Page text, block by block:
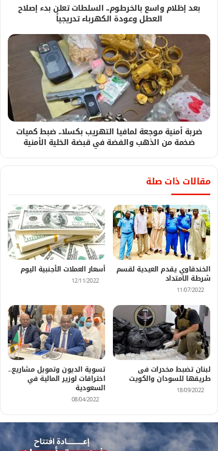
بعد إظلام واسع بالخرطوم.. السلطات تعلن بدء إصلاح
العطل وعودة الكهرباء تدريجياً
ضربة أمنية موجعة لمافيا التهريب بكسلا.. ضبط كميات
ضخمة من الذهب والفضة في قبضة الخلية الأمنية
مقالات ذات صلة
الخندقاوي يقدم العيدية لقسم
شرطة الامتداد
11/07/2022
أسعار العملات الأجنبية اليوم
12/11/2022
لبنان تضبط مخدرات فى
طريقها للسودان والكويت
18/09/2022
تسوية الديون وتمويل مشاريع..
اختراقات لوزير المالية في
السعودية
08/04/2022